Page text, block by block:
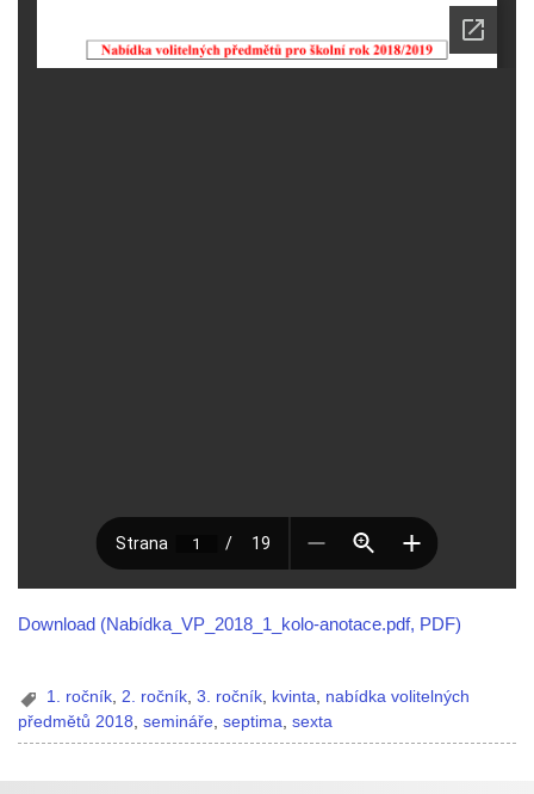
Download (Nabídka_VP_2018_1_kolo-anotace.pdf, PDF)
1. ročník,2. ročník,3. ročník, kvinta, nabídka volitelných
předmětů 2018 ,semináře ,septima ,sexta